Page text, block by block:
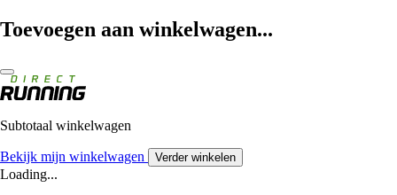
Toevoegen aan winkelwagen...
Subtotaal winkelwagen
Bekijk mijn winkelwagen Verder winkelen
Loading...